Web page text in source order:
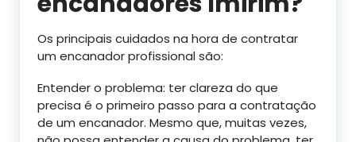
Os principais cuidados na hora de contratar
um encanador profissional são:
Entender o problema: ter clareza do que
precisa é o primeiro passo para a contratação
de um encanador. Mesmo que, muitas vezes,